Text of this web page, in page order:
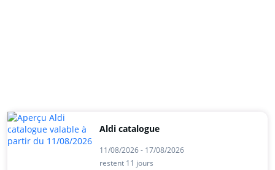
Aldi catalogue
11/08/2026 - 17/08/2026
restent 11 jours